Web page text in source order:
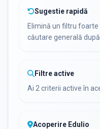
Sugestie rapidă
Elimină un filtru
căutare generală
Filtre active
Ai 2 criterii active în
Acoperire Edulio